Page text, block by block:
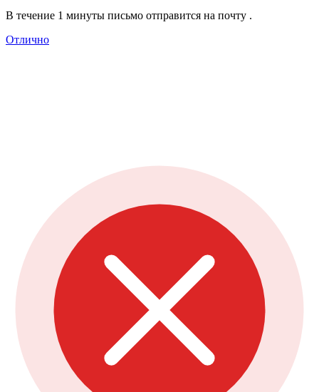
В течение 1 минуты письмо отправится на почту .
Отлично